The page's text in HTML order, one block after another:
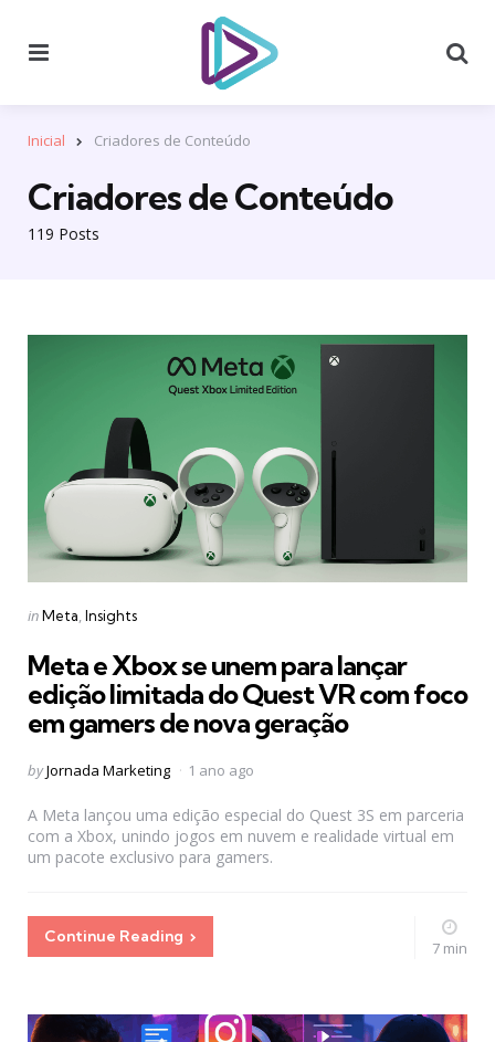
Inicial Criadores de Conteúdo
119 Posts
Criadores de Conteúdo
Categories
Posted
inMeta Insights
Meta e Xbox se unem para lançar
edição limitada do Quest VR com foco
em gamers de nova geração
Posted
byJornada Marketing 1 ano ago
A Meta lançou uma edição especial do Quest 3S em parceria
com a Xbox, unindo jogos em nuvem e realidade virtual em
um pacote exclusivo para gamers.
Continue Reading
7 min